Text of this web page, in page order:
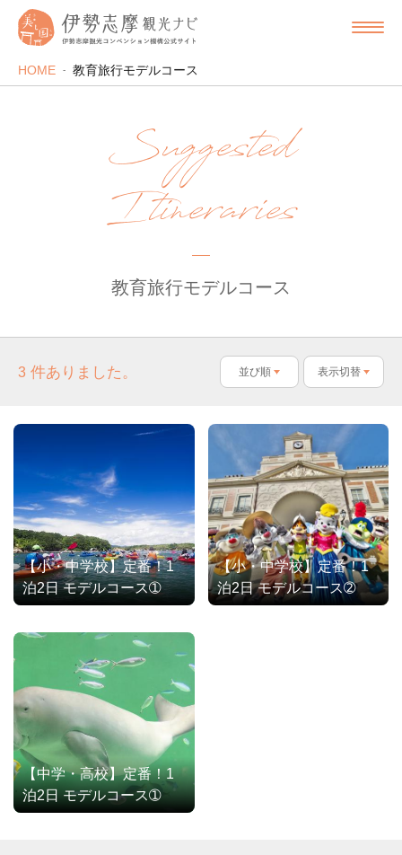
HOME 教育旅行モデルコース
Suggested
Itineraries
教育旅行モデルコース
3 件ありました。 並び順 表示切替
【小・中学校】定番！1
泊2日 モデルコース➀
【小・中学校】定番！1
泊2日 モデルコース➁
【中学・高校】定番！1
泊2日 モデルコース➀